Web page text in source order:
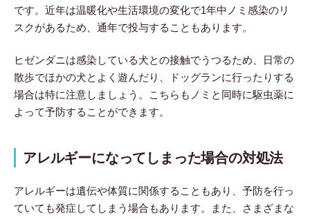
です。近年は温暖化や生活環境の変化で1年中ノミ感染のリ
スクがあるため、通年で投与することもあります。
ヒゼンダニは感染している犬との接触でうつるため、日常の
散歩でほかの犬とよく遊んだり、ドッグランに行ったりする
場合は特に注意しましょう。こちらもノミと同時に駆虫薬に
よって予防することができます。
アレルギーになってしまった場合の対処法
アレルギーは遺伝や体質に関係することもあり、予防を行っ
ていても発症してしまう場合もあります。また、さまざまな